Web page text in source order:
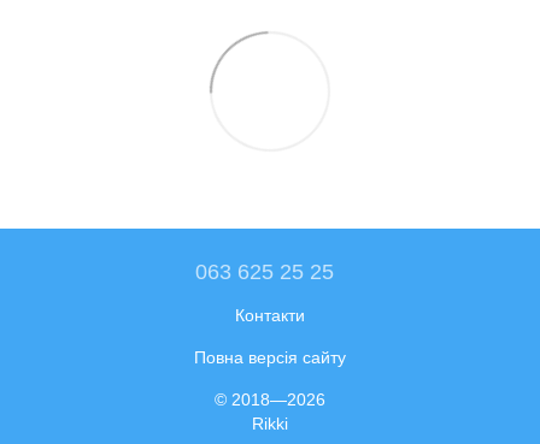
063 625 25 25
Контакти
Повна версія сайту
© 2018—2026
Rikki